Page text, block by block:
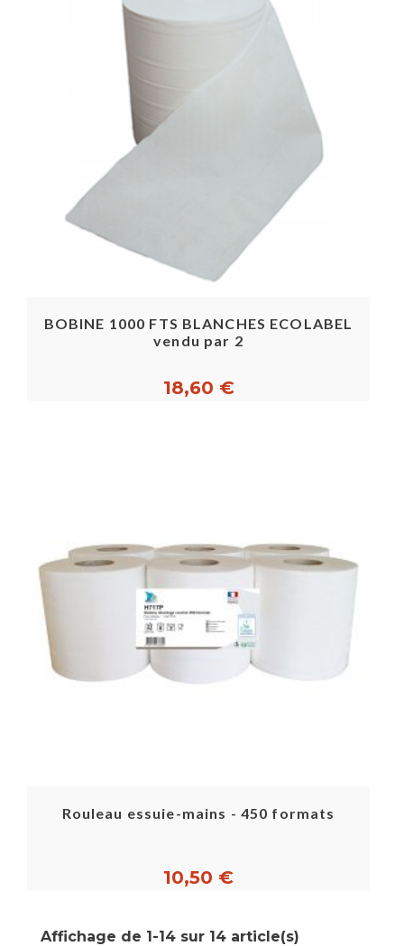
BOBINE 1000 FTS BLANCHES ECOLABEL
vendu par 2
18,60 €
Rouleau essuie-mains - 450 formats
10,50 €
Affichage de 1-14 sur 14 article(s)